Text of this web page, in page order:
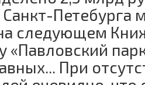
Санкт-Петебурга
следующем
«Павловский
При